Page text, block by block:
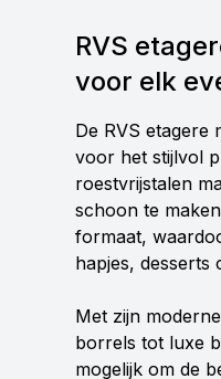
RVS
voor elk
De RVS etagere
voor het stijlvol
roestvrijstalen
schoon te
formaat,
hapjes, desserts
Met zijn
borrels tot luxe
mogelijk om de